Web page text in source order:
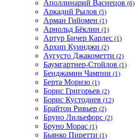
Аполлинарий Васнецов (6)
Аркадий Рылов (5)
Арман Гийомен (1)
Арнольд Бёклин (1)
Артур Бичер Карлес (1)
Архип Куинджи (2)
Аугусто Джакометти (2)
Баумгартнер-Стойлов (1)
Бенджамин Чампни (1)
Берта Моризо (1)
Борис Григорьев (2)
Борис Кустодиев (12)
Брайтон Ривьер (2)
Бруно Лильефорс (2)
Бруно Морас (1)
Бьянко Пиретти (1)